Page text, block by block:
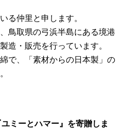
る仲里と申します。
鳥取県の弓浜半島にある境港
造・販売を行っています。
で、「素材からの日本製」の
ミーとハマー』を寄贈しま